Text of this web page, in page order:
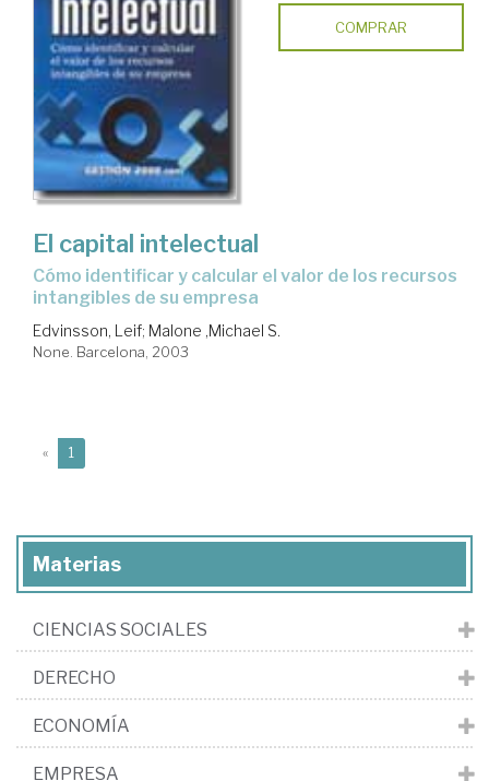
COMPRAR
El capital intelectual
cómo identificar y calcular el valor de los recursos
intangibles de su empresa
Edvinsson, Leif; Malone ,Michael S.
None. Barcelona, 2003
« 1
Materias
CIENCIAS SOCIALES
DERECHO
ECONOMÍA
EMPRESA